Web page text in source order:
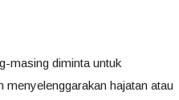
masing diminta untuk
hajatan atau